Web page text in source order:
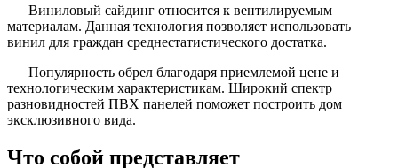
Виниловый сайдинг относится к вентилируемым
материалам. Данная технология позволяет использовать
винил для граждан среднестатистического достатка.
Популярность обрел благодаря приемлемой цене и
технологическим характеристикам. Широкий спектр
разновидностей ПВХ панелей поможет построить дом
эксклюзивного вида.
Что собой представляет